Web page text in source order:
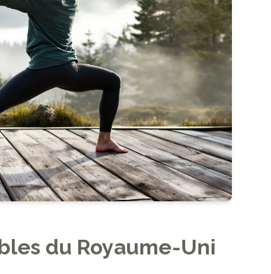
du Royaume-Uni